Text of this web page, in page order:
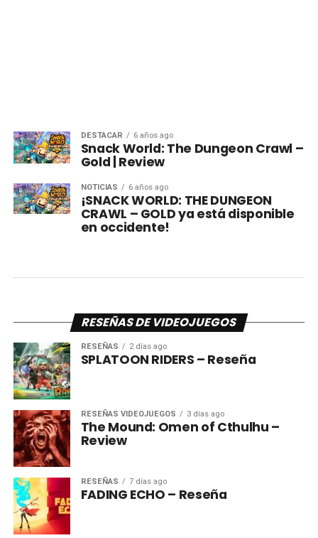
DESTACAR 6 años ago
Snack World: The Dungeon Crawl –
Gold | Review
NOTICIAS 6 años ago
¡SNACK WORLD: THE DUNGEON
CRAWL – GOLD ya está disponible
en occidente!
RESEÑAS DE VIDEOJUEGOS
RESEÑAS 2 días ago
SPLATOON RIDERS – Reseña
RESEÑAS VIDEOJUEGOS 3 días ago
The Mound: Omen of Cthulhu –
Review
RESEÑAS 7 días ago
FADING ECHO – Reseña